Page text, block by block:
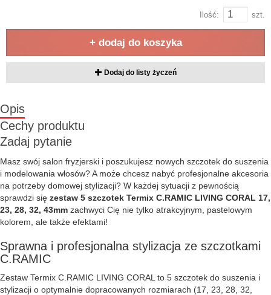
Ilość: szt.
+ dodaj do koszyka
Dodaj do listy życzeń
Opis
Cechy produktu
Zadaj pytanie
Masz swój salon fryzjerski i poszukujesz nowych szczotek do suszenia
i modelowania włosów? A może chcesz nabyć profesjonalne akcesoria
na potrzeby domowej stylizacji? W każdej sytuacji z pewnością
sprawdzi się zestaw 5 szczotek Termix C.RAMIC LIVING CORAL 17,
23, 28, 32, 43mm zachwyci Cię nie tylko atrakcyjnym, pastelowym
kolorem, ale także efektami!
Sprawna i profesjonalna stylizacja ze szczotkami
C.RAMIC
Zestaw Termix C.RAMIC LIVING CORAL to 5 szczotek do suszenia i
stylizacji o optymalnie dopracowanych rozmiarach (17, 23, 28, 32,